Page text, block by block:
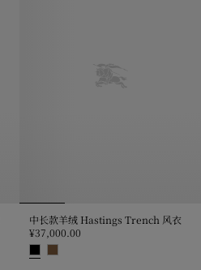
中长款羊绒 Hastings Trench 风衣
¥37,000.00